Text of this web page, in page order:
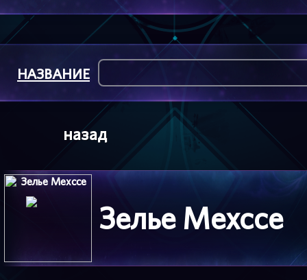
назад
НАЗВАНИЕ
Зелье Мехссе